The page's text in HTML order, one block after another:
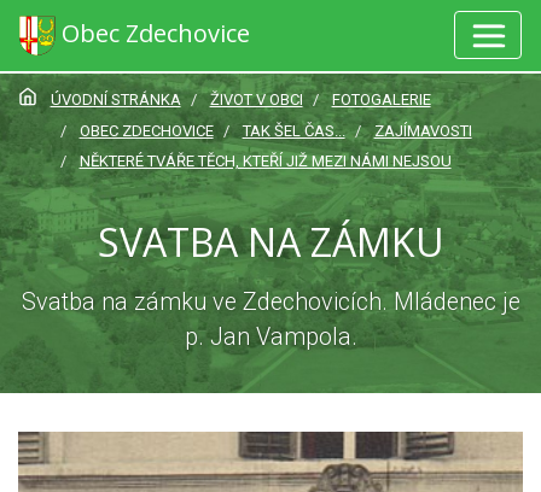
Obec Zdechovice
ÚVODNÍ STRÁNKA ŽIVOT V OBCI
FOTOGALERIE
OBEC ZDECHOVICE
TAK ŠEL ČAS...
ZAJÍMAVOSTI
NĚKTERÉ TVÁŘE TĚCH, KTEŘÍ JIŽ MEZI NÁMI NEJSOU
SVATBA NA ZÁMKU
Svatba na zámku ve Zdechovicích. Mládenec je
p. Jan Vampola.